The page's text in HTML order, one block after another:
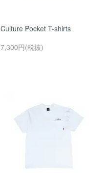
Culture Pocket T-shirts
7,300円(税抜)